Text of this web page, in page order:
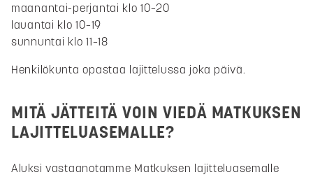
maanantai-perjantai klo 10–20
lauantai klo 10–19
sunnuntai klo 11–18
Henkilökunta opastaa lajittelussa joka päivä.
MITÄ JÄTTEITÄ VOIN VIEDÄ MATKUKSEN
LAJITTELUASEMALLE?
Aluksi vastaanotamme Matkuksen lajitteluasemalle